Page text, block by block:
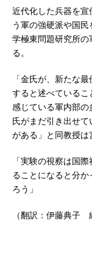
近代化した兵器を
う軍の強硬派や国
学極東問題研究所
る。
「金氏が、新たな
すると述べているこ
感じている軍内部の
氏がまだ引き出せ
がある」と同教授は
「実験の視察は国
ることになると分
ろう」
（翻訳：伊藤典子